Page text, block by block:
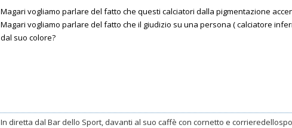
Magari vogliamo parlare del fatto che questi calciatori dalla pigmentazione
Magari vogliamo parlare del fatto che il giudizio su una persona ( calciatore
dal suo colore?
In diretta dal Bar dello Sport, davanti al suo caffè con cornetto e